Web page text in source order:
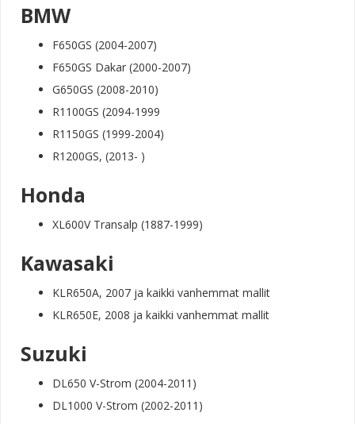
BMW
F650GS (2004-2007)
F650GS Dakar (2000-2007)
G650GS (2008-2010)
R1100GS (2094-1999
R1150GS (1999-2004)
R1200GS, (2013- )
Honda
XL600V Transalp (1887-1999)
Kawasaki
KLR650A, 2007 ja kaikki vanhemmat mallit
KLR650E, 2008 ja kaikki vanhemmat mallit
Suzuki
DL650 V-Strom (2004-2011)
DL1000 V-Strom (2002-2011)